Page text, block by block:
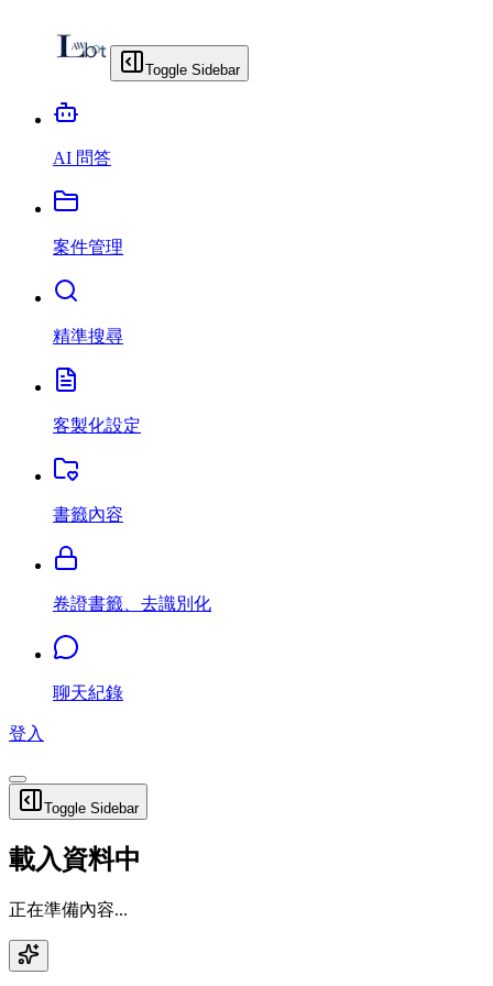
Toggle Sidebar
AI 問答
案件管理
精準搜尋
客製化設定
書籤內容
卷證書籤、去識別化
聊天紀錄
登入
Toggle Sidebar
載入資料中
正在準備內容...